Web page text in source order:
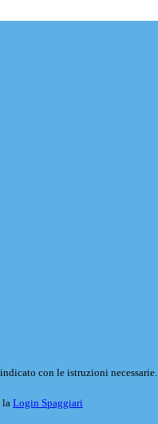
con le istruzioni necessarie.
la Login Spaggiari